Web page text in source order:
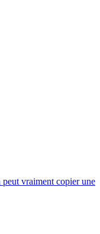
peut vraiment copier une